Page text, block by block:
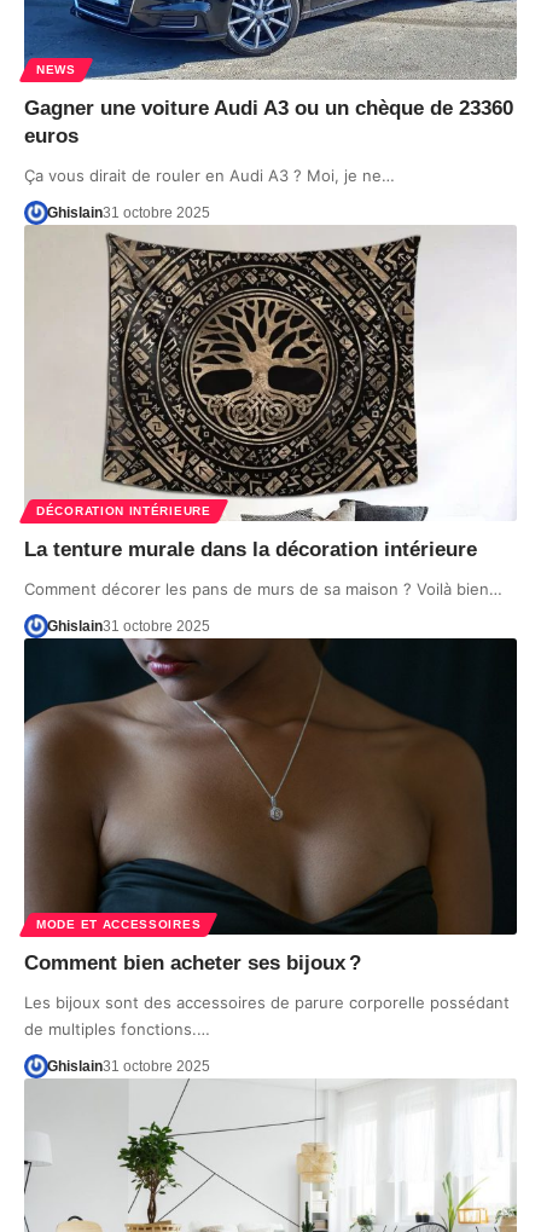
NEWS
Gagner une voiture Audi A3 ou un chèque de 23360
euros
Ça vous dirait de rouler en Audi A3 ? Moi, je ne…
Ghislain31 octobre 2025
DÉCORATION INTÉRIEURE
La tenture murale dans la décoration intérieure
Comment décorer les pans de murs de sa maison ? Voilà bien…
Ghislain31 octobre 2025
MODE ET ACCESSOIRES
Comment bien acheter ses bijoux ?
Les bijoux sont des accessoires de parure corporelle possédant
de multiples fonctions.…
Ghislain31 octobre 2025